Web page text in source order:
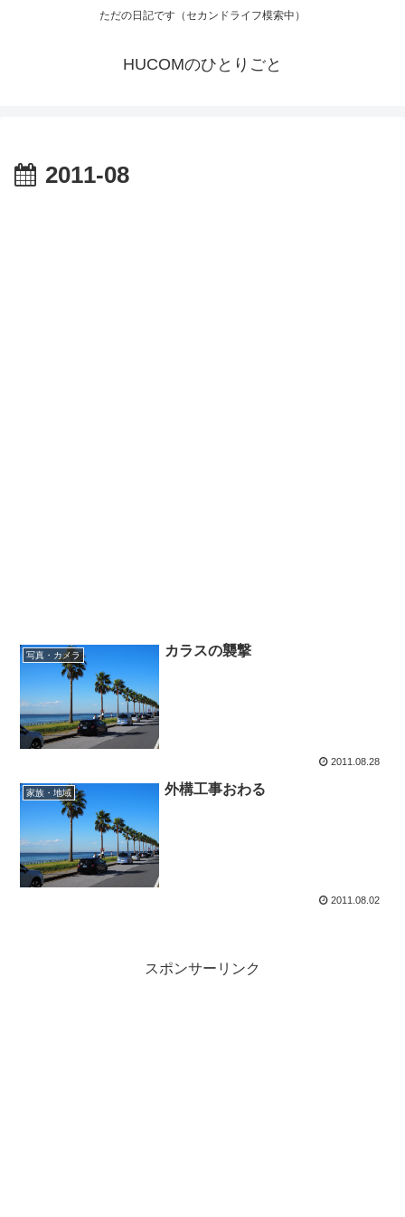
ただの日記です（セカンドライフ模索中）
HUCOMのひとりごと
2011-08
写真・カメラ カラスの襲撃
2011.08.28
家族・地域 外構工事おわる
2011.08.02
スポンサーリンク